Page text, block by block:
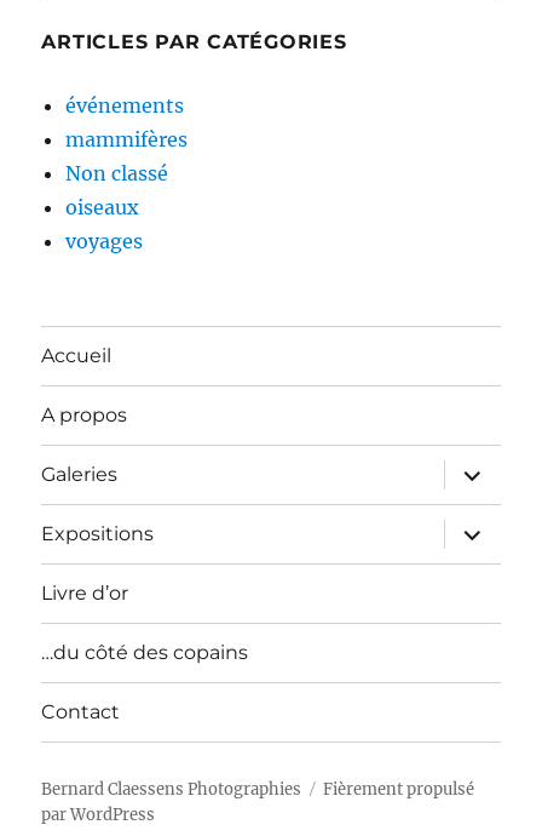
ARTICLES PAR CATÉGORIES
événements
mammifères
Non classé
oiseaux
voyages
Accueil
A propos
Galeries
ouvrir
le
sous-
menu
Expositions
ouvrir
le
sous-
Livre d’or
…du côté des copains
Contact
Bernard Claessens Photographies
Fièrement propulsé
par WordPress